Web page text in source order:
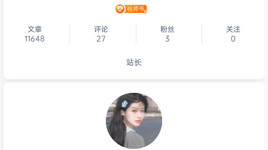
文章
11648
评论
27
粉丝
3
关注
0
站长
个人主页